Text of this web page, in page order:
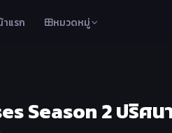
าแรก หมวดหมู่
Season 2 ปริศ